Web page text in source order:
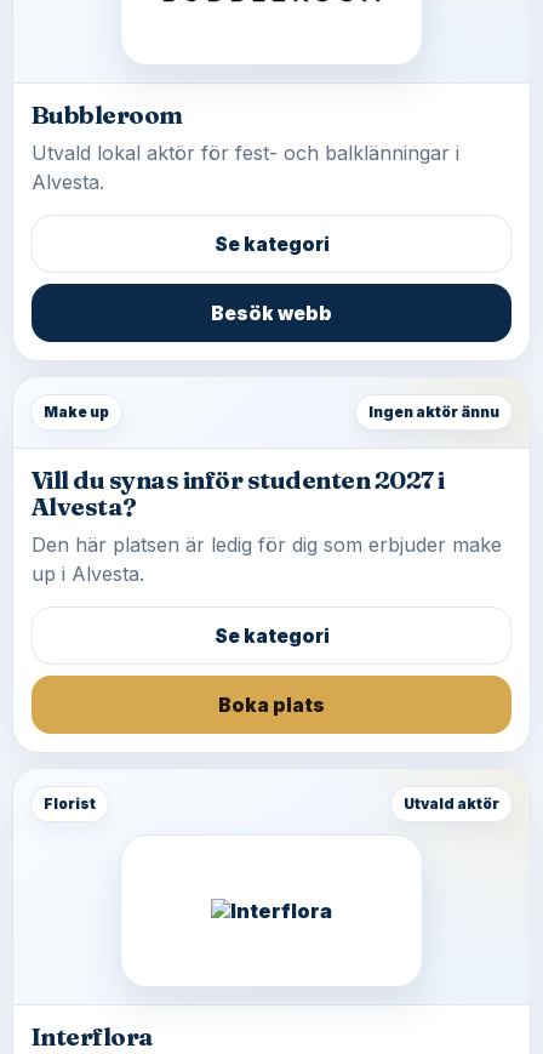
Bubbleroom
Utvald lokal aktör för fest- och balklänningar i
Alvesta.
Se kategori
Besök webb
Make up Ingen aktör ännu
Vill du synas inför studenten 2027 i
Alvesta?
Den här platsen är ledig för dig som erbjuder make
up i Alvesta.
Se kategori
Boka plats
Florist Utvald aktör
Interflora